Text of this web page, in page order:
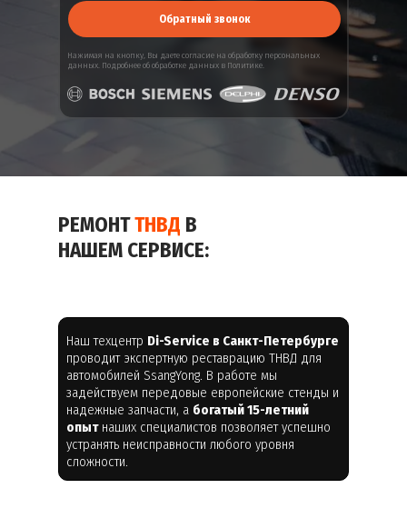
Обратный звонок
Нажимая на кнопку, Вы даетесогласие на обработку персональных
данных. Подробнее об обработке данных в Политике.
Наш техцентр Di-Service в Санкт-Петербурге
проводит экспертную реставрацию ТНВД для
автомобилей SsangYong. В работе мы
задействуем передовые европейские стенды и
надежные запчасти, а богатый 15-летний
опытнаших специалистов позволяет успешно
устранять неисправности любого уровня
сложности.
РЕМОНТТНВД В
НАШЕМ СЕРВИСЕ: